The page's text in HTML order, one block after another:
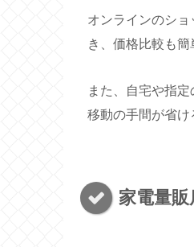
オンラインのシ
き、価格比較も
また、自宅や指
移動の手間が省け
家電量販